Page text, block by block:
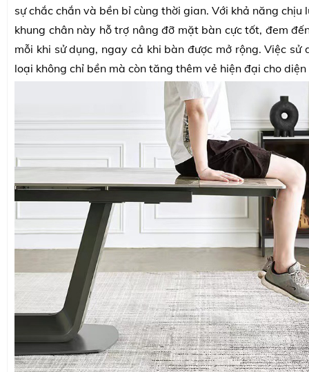
sự chắc chắn và bền bỉ cùng thời gian. Với khả năng chịu
khung chân này hỗ trợ nâng đỡ mặt bàn cực tốt, đem
mỗi khi sử dụng, ngay cả khi bàn được mở rộng. Việc sử
loại không chỉ bền mà còn tăng thêm vẻ hiện đại cho